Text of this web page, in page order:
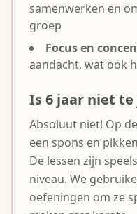
samenwerken en
groep
Focus en
aandacht, wat ook
Is 6 jaar niet te
Absoluut niet! Op
een spons en
De lessen zijn
niveau. We
oefeningen om ze